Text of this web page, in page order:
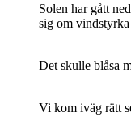
Solen har gått
sig om
Det skulle blåsa
Vi kom iväg rätt